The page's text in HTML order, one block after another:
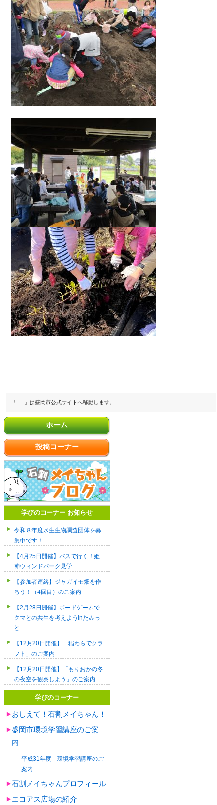
ホーム
投稿コーナー
学びのコーナー お知らせ
令和８年度水生生物調査団体を募
集中です！
【4月25日開催】バスで行く！姫
神ウィンドパーク見学
【参加者連絡】ジャガイモ畑を作
ろう！（4回目）のご案内
【2月28日開催】ボードゲームで
クマとの共生を考えようinたみっ
と
【12月20日開催】「稲わらでクラ
フト」のご案内
【12月20日開催】「もりおかの冬
の夜空を観察しよう」のご案内
学びのコーナー
おしえて！石割メイちゃん！
盛岡市環境学習講座のご案
内
平成31年度 環境学習講座のご
案内
石割メイちゃんプロフィール
エコアス広場の紹介
「 」は盛岡市公式サイトへ移動します。